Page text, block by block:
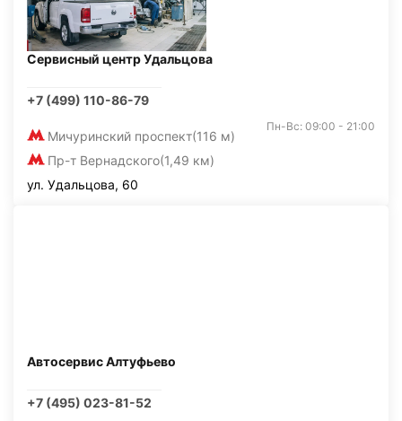
Сервисный центр Удальцова
+7 (499) 110-86-79
Мичуринский проспект(116 м)
Пр-т Вернадского(1,49 км)
Пн-Вс: 09:00 - 21:00
ул. Удальцова, 60
Автосервис Алтуфьево
+7 (495) 023-81-52